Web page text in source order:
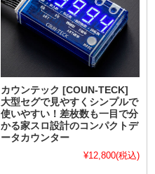
カウンテック [COUN-TECK]
大型セグで見やすくシンプルで
使いやすい！差枚数も一目で分
かる家スロ設計のコンパクトデ
ータカウンター
¥12,800(税込)